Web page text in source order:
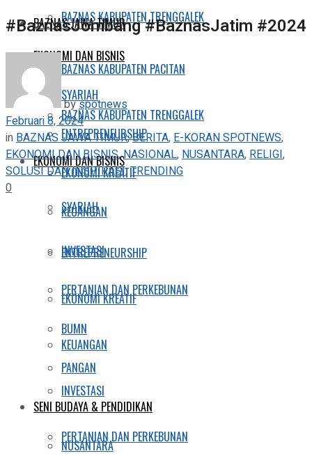
BAZNAS KABUPATEN TRENGGALEK
EKONOMI DAN BISNIS
SYARIAH
ENTREPRENEURSHIP
EKONOMI KREATIF
KEUANGAN
INVESTASI
PERTANIAN DAN PERKEBUNAN
BUMN
PANGAN
SENI BUDAYA & PENDIDIKAN
NUSANTARA
BAZNAS JAWA TIMUR
BAZNAS KABUPATEN PACITAN
BAZNAS KABUPATEN TRENGGALEK
EKONOMI DAN BISNIS
SYARIAH
ENTREPRENEURSHIP
EKONOMI KREATIF
KEUANGAN
INVESTASI
PERTANIAN DAN PERKEBUNAN
#BaznasJombang #BaznasJatim #2024
byspotnews
Februari 8, 2024
in BAZNAS JAWA TIMUR,BERITA, E-KORAN SPOTNEWS,
EKONOMI DAN BISNIS,NASIONAL, NUSANTARA, RELIGI,
SOLUSI DAN INSPIRASI,TRENDING
0